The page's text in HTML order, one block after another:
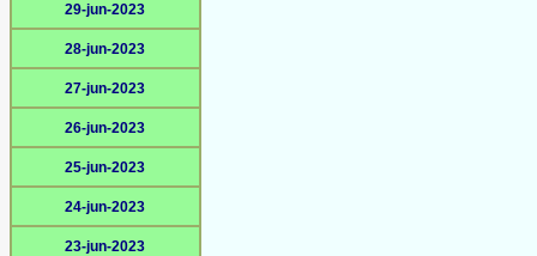
29-jun-2023
28-jun-2023
27-jun-2023
26-jun-2023
25-jun-2023
24-jun-2023
23-jun-2023